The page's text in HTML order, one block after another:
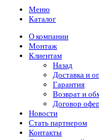
Меню
Каталог
О компании
Монтаж
Клиентам
Назад
Доставка и
Гарантия
Возврат и
Договор
Новости
Стать партнером
Контакты